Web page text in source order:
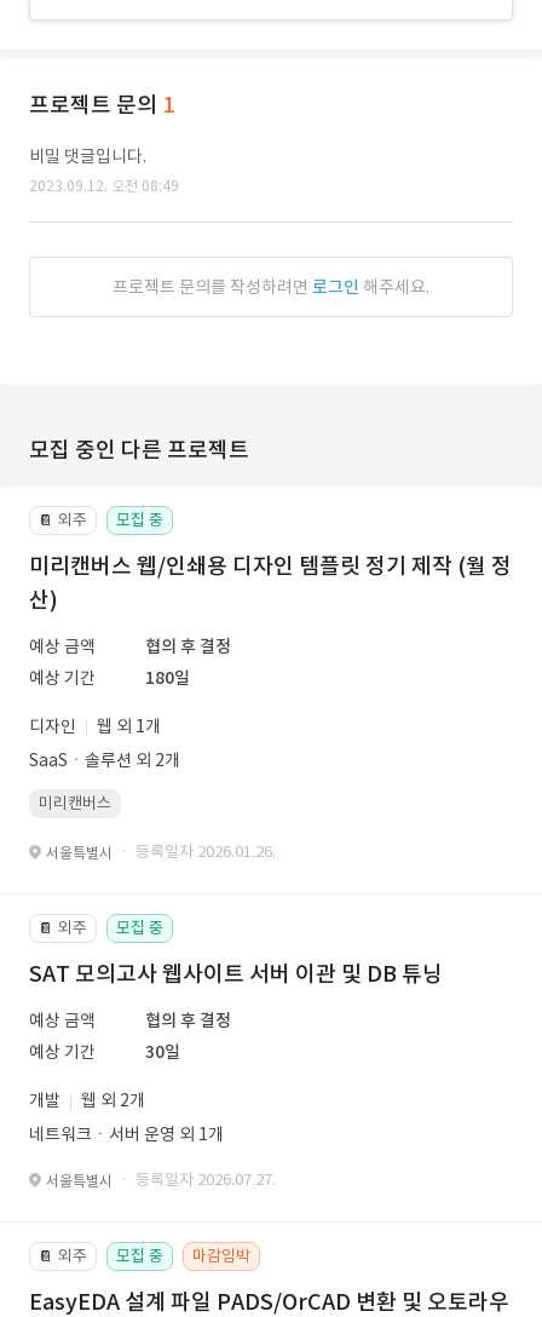
프로젝트 문의 1
비밀 댓글입니다.
2023.09.12. 오전 08:49
프로젝트 문의를 작성하려면 로그인 해주세요.
모집 중인 다른 프로젝트
📔 외주 모집 중
미리캔버스 웹/인쇄용 디자인 템플릿 정기 제작 (월 정
산)
예상 금액
협의 후 결정
예상 기간
180일
디자인
웹 외 1개
SaaSㆍ솔루션 외 2개
미리캔버스
서울특별시 · 등록일자 2026.01.26.
📔 외주 모집 중
SAT 모의고사 웹사이트 서버 이관 및 DB 튜닝
예상 금액
협의 후 결정
예상 기간
30일
개발
웹 외 2개
네트워크ㆍ서버 운영 외 1개
서울특별시 · 등록일자 2026.07.27.
📔 외주 모집 중 마감임박
EasyEDA 설계 파일 PADS/OrCAD 변환 및 오토라우